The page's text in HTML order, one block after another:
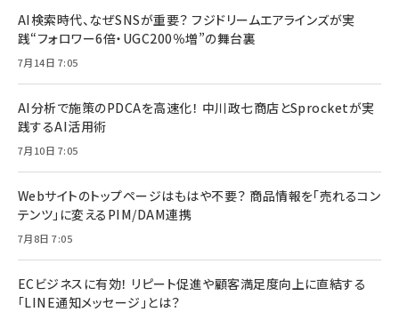
AI検索時代、なぜSNSが重要？ フジドリームエアラインズが実
践“フォロワー6倍・UGC200％増”の舞台裏
7月14日 7:05
AI分析で施策のPDCAを高速化！ 中川政七商店とSprocketが実
践するAI活用術
7月10日 7:05
Webサイトのトップページはもはや不要？ 商品情報を「売れるコン
テンツ」に変えるPIM/DAM連携
7月8日 7:05
ECビジネスに有効！ リピート促進や顧客満足度向上に直結する
「LINE通知メッセージ」とは？